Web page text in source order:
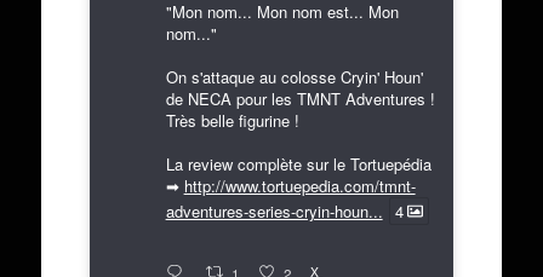
"Mon nom... Mon nom est... Mon
nom..."
On s'attaque au colosse Cryin' Houn'
de NECA pour les TMNT Adventures !
Très belle figurine !
La review complète sur le Tortuepédia
➡ http://www.tortuepedia.com/tmnt-
adventures-series-cryin-houn... 4
1 2 X